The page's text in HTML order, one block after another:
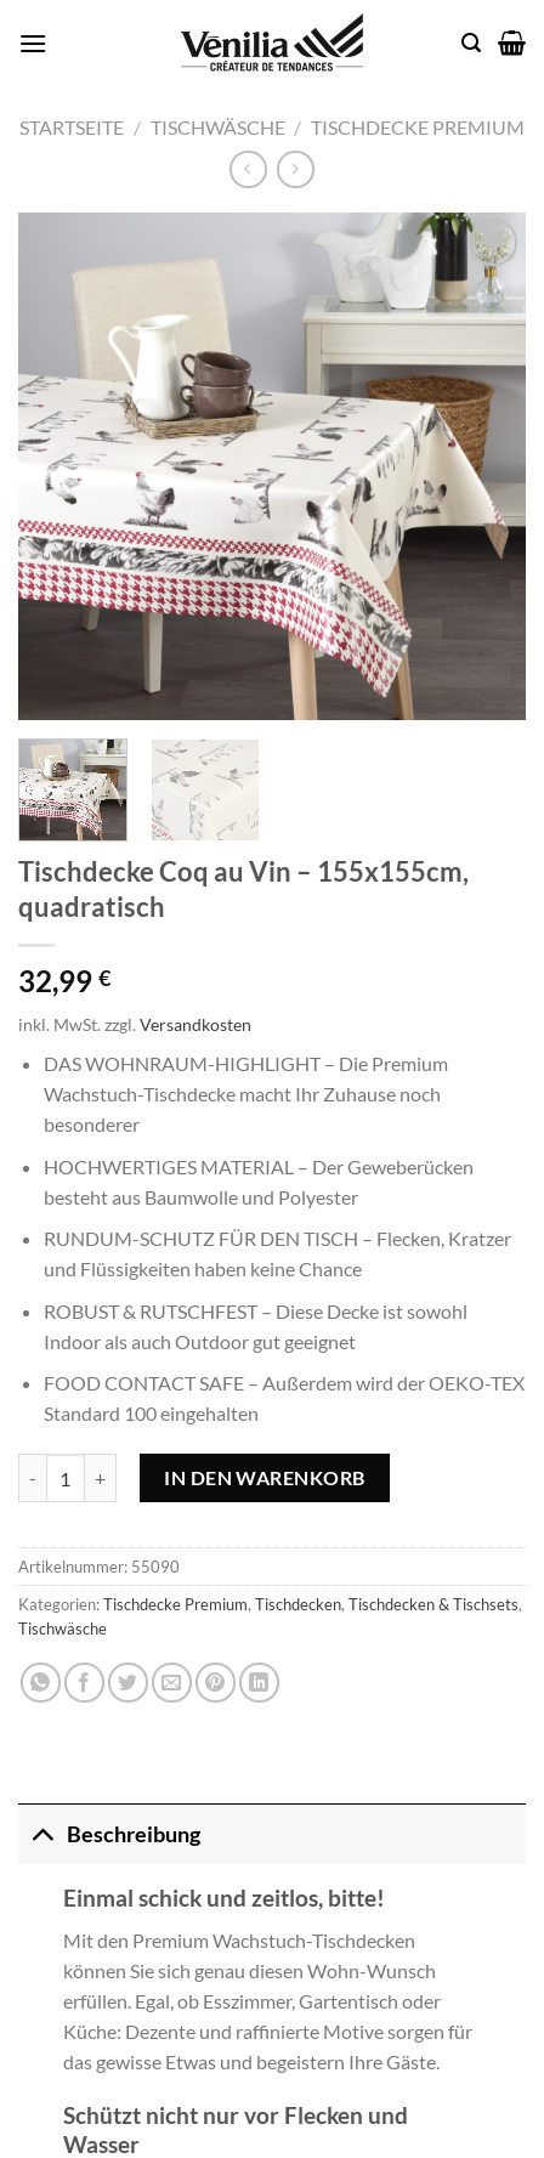
Inhalt
STARTSEITE / TISCHWÄSCHE / TISCHDECKE PREMIUM
Add to
wishlist
Tischdecke Coq au Vin – 155x155cm,
quadratisch
32,99 €
inkl. MwSt. zzgl. Versandkosten
DAS WOHNRAUM-HIGHLIGHT – Die Premium
Wachstuch-Tischdecke macht Ihr Zuhause noch
besonderer
HOCHWERTIGES MATERIAL – Der Geweberücken
besteht aus Baumwolle und Polyester
RUNDUM-SCHUTZ FÜR DEN TISCH – Flecken, Kratzer
und Flüssigkeiten haben keine Chance
ROBUST & RUTSCHFEST – Diese Decke ist sowohl
Indoor als auch Outdoor gut geeignet
FOOD CONTACT SAFE – Außerdem wird der OEKO-TEX
Standard 100 eingehalten
IN DEN WARENKORB
Artikelnummer: 55090
Kategorien:Tischdecke Premium, Tischdecken, Tischdecken & Tischsets,
Tischwäsche
Beschreibung
Einmal schick und zeitlos, bitte!
Mit den Premium Wachstuch-Tischdecken
können Sie sich genau diesen Wohn-Wunsch
erfüllen. Egal, ob Esszimmer, Gartentisch oder
Küche: Dezente und raffinierte Motive sorgen für
das gewisse Etwas und begeistern Ihre Gäste.
Schützt nicht nur vor Flecken und
Wasser